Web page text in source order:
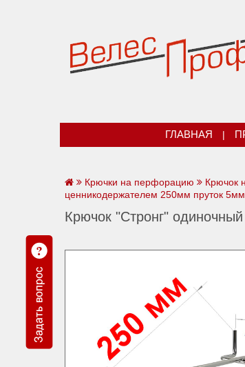
ГЛАВНАЯ |
Крючки на перфорацию Крючок
ценникодержателем 250мм пруток
Крючок "Стронг"